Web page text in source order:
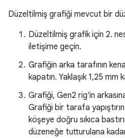
Düzeltilmiş grafiği mevcut bir
Düzeltilmiş grafik için 2.
iletişime geçin.
Grafiğin arka tarafının
kapatın. Yaklaşık 1,25 mm
Grafiği, Gen2 rig'in
Grafiği bir tarafa
köşeye doğru sıkıca
düzeneğe tutturulana